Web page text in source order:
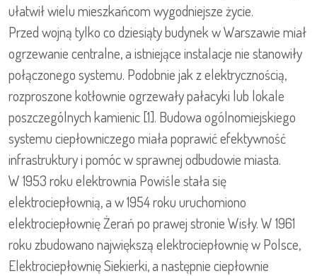
ułatwił wielu mieszkańcom wygodniejsze życie.
Przed wojną tylko co dziesiąty budynek w Warszawie miał
ogrzewanie centralne, a istniejące instalacje nie stanowiły
połączonego systemu. Podobnie jak z elektrycznością,
rozproszone kotłownie ogrzewały pałacyki lub lokale
poszczególnych kamienic [1]. Budowa ogólnomiejskiego
systemu ciepłowniczego miała poprawić efektywność
infrastruktury i pomóc w sprawnej odbudowie miasta.
W 1953 roku elektrownia Powiśle stała się
elektrociepłownią, a w 1954 roku uruchomiono
elektrociepłownię Żerań po prawej stronie Wisły. W 1961
roku zbudowano największą elektrociepłownię w Polsce,
Elektrociepłownię Siekierki, a następnie ciepłownie